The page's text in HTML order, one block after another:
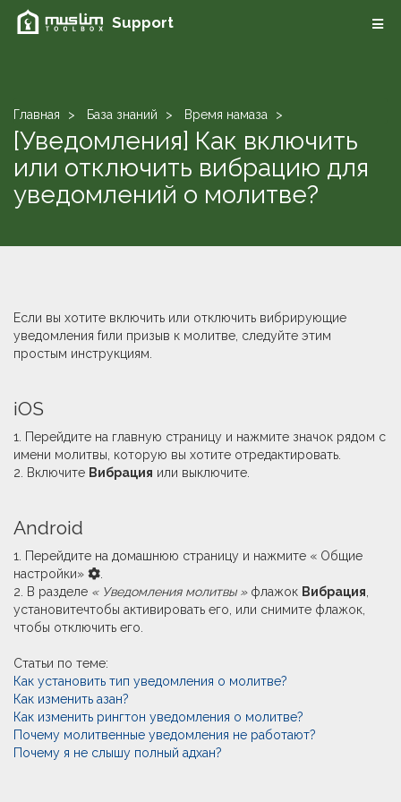
Support
Главная База знаний Время намаза
[Уведомления] Как включить
или отключить вибрацию для
уведомлений о молитве?
Если вы хотите включить или отключить вибрирующие
уведомления fили призыв к молитве, следуйте этим
простым инструкциям.
​iOS
1. Перейдите на главную страницу и нажмите значок рядом с
имени молитвы, которую вы хотите отредактировать.
2. Включите Вибрация или выключите.
​Android
1. Перейдите на домашнюю страницу и нажмите « Общие
настройки»
2. В разделе « Уведомления молитвы »флажок Вибрация
установитечтобы активировать его, или снимите флажок,
чтобы отключить его.
Статьи по теме:
Как установить тип уведомления о молитве?
Как изменить азан?
Как изменить рингтон уведомления о молитве?
Почему молитвенные уведомления не работают?
Почему я не слышу полный адхан?